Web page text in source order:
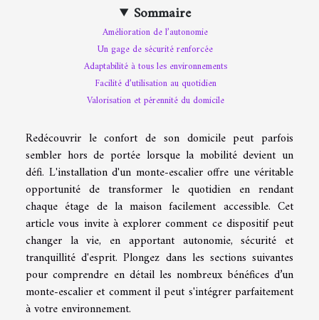
Sommaire
Amélioration de l’autonomie
Un gage de sécurité renforcée
Adaptabilité à tous les environnements
Facilité d’utilisation au quotidien
Valorisation et pérennité du domicile
Redécouvrir le confort de son domicile peut parfois
sembler hors de portée lorsque la mobilité devient un
défi. L'installation d'un monte-escalier offre une véritable
opportunité de transformer le quotidien en rendant
chaque étage de la maison facilement accessible. Cet
article vous invite à explorer comment ce dispositif peut
changer la vie, en apportant autonomie, sécurité et
tranquillité d'esprit. Plongez dans les sections suivantes
pour comprendre en détail les nombreux bénéfices d’un
monte-escalier et comment il peut s'intégrer parfaitement
à votre environnement.